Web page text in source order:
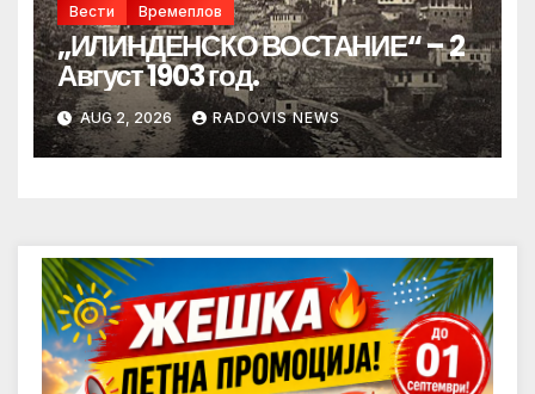
Вести Времеплов
„ИЛИНДЕНСКО ВОСТАНИЕ“ – 2
Август 1903 год.
AUG 2, 2026 RADOVIS NEWS